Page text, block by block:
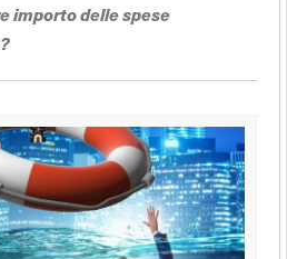
importo delle spese